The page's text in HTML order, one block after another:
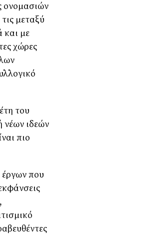
ονομασιών
μεταξύ
και με
χώρες
του
νέων ιδεών
πιο
έργων που